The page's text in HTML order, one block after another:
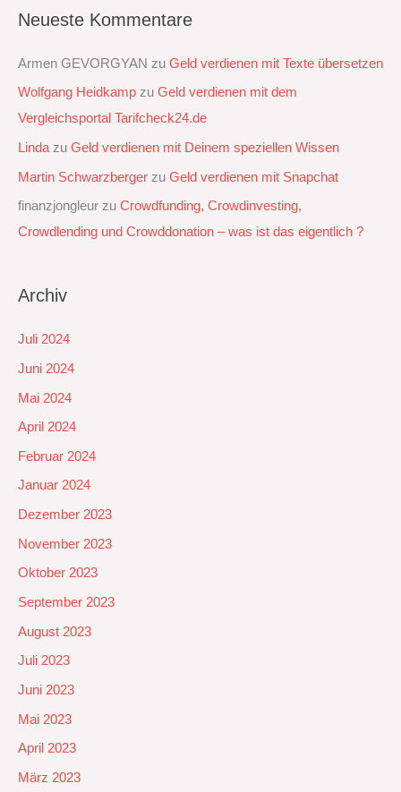
Neueste Kommentare
Armen GEVORGYAN zu Geld verdienen mit Texte übersetzen
Wolfgang Heidkamp zu Geld verdienen mit dem
Vergleichsportal Tarifcheck24.de
Linda zu Geld verdienen mit Deinem speziellen Wissen
Martin Schwarzberger zu Geld verdienen mit Snapchat‭
finanzjongleur zu Crowdfunding, Crowdinvesting,
Crowdlending und Crowddonation – was ist das eigentlich ?
Archiv
Juli 2024
Juni 2024
Mai 2024
April 2024
Februar 2024
Januar 2024
Dezember 2023
November 2023
Oktober 2023
September 2023
August 2023
Juli 2023
Juni 2023
Mai 2023
April 2023
März 2023